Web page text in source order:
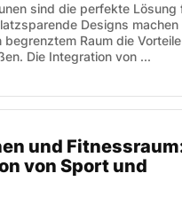
sind die perfekte Lösung
Designs machen
begrenztem Raum die
Die Integration von ...
und
von Sport und